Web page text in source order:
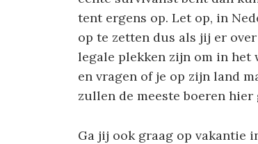
tent ergens op. Let op, in
op te zetten dus als jij er
legale plekken zijn om in het
en vragen of je op zijn land
zullen de meeste boeren hier
Ga jij ook graag op vakantie